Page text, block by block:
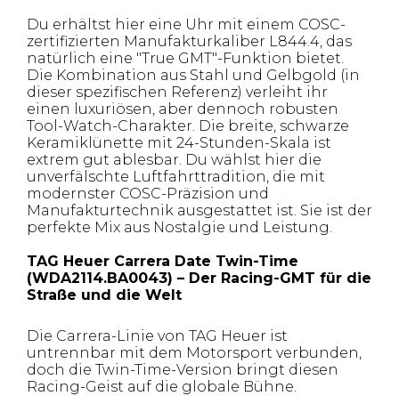
Du erhältst hier eine Uhr mit einem COSC-
zertifizierten Manufakturkaliber L844.4, das
natürlich eine "True GMT"-Funktion bietet.
Die Kombination aus Stahl und Gelbgold (in
dieser spezifischen Referenz) verleiht ihr
einen luxuriösen, aber dennoch robusten
Tool-Watch-Charakter. Die breite, schwarze
Keramiklünette mit 24-Stunden-Skala ist
extrem gut ablesbar. Du wählst hier die
unverfälschte Luftfahrttradition, die mit
modernster COSC-Präzision und
Manufakturtechnik ausgestattet ist. Sie ist der
perfekte Mix aus Nostalgie und Leistung.
TAG Heuer Carrera Date Twin-Time
(WDA2114.BA0043) – Der Racing-GMT für die
Straße und die Welt
Die Carrera-Linie von TAG Heuer ist
untrennbar mit dem Motorsport verbunden,
doch die Twin-Time-Version bringt diesen
Racing-Geist auf die globale Bühne.